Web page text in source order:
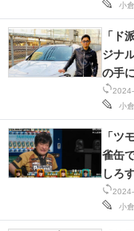
小
小
「ド
ジナ
の手
小
「ツ
雀缶
しろ